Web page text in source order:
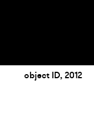
object ID, 2012